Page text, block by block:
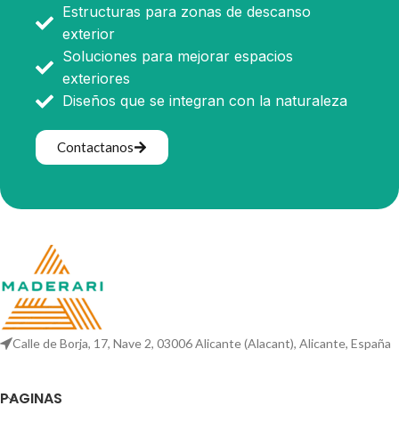
Estructuras para zonas de descanso
exterior
Soluciones para mejorar espacios
exteriores
Diseños que se integran con la naturaleza
Contactanos
Calle de Borja, 17, Nave 2, 03006 Alicante (Alacant), Alicante, España
PAGINAS